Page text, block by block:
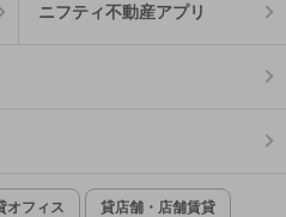
ニフティ不動産アプリ
オフィス 貸店舗・店舗賃貸